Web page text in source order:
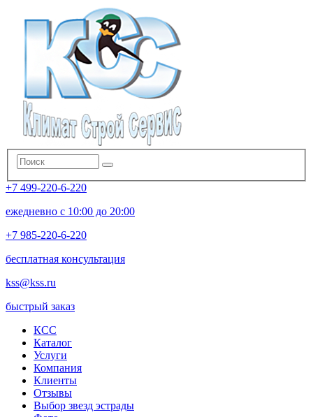
+7 499-220-6-220
ежедневно с 10:00 до 20:00
+7 985-220-6-220
бесплатная консультация
kss@kss.ru
быстрый заказ
КСС
Каталог
Услуги
Компания
Клиенты
Oтзывы
Выбор звезд эстрады